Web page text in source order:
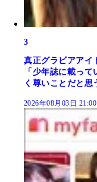
3
真正グラビアアイ
「少年誌に載っ
く尊いことだと思
2026年08月03日 21:00